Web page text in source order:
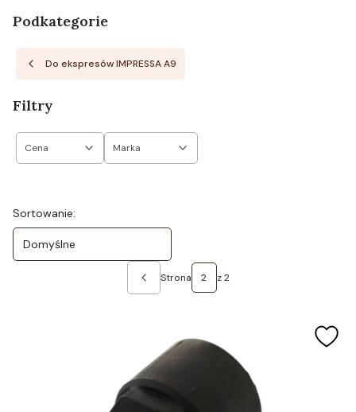
Podkategorie
Do ekspresów IMPRESSA A9
Filtry
Cena Marka
Lista produktów
Sortowanie:
Domyślne
Poprzednie produkty
Strona z 2